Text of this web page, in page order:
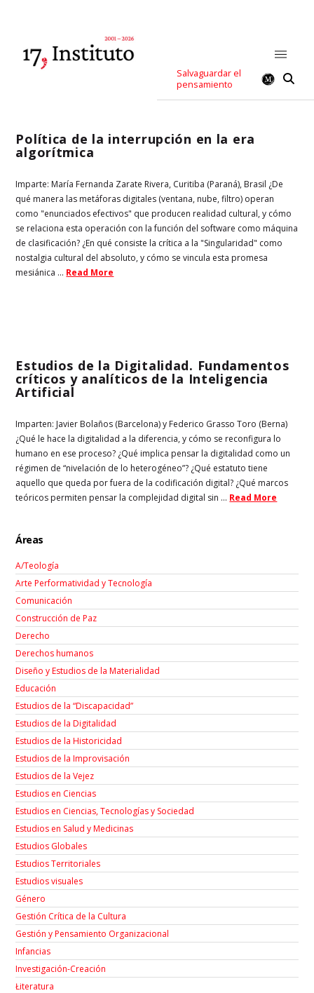
Salvaguardar el
pensamiento
Política de la interrupción en la era
algorítmica
Imparte: María Fernanda Zarate Rivera, Curitiba (Paraná), Brasil ¿De
qué manera las metáforas digitales (ventana, nube, filtro) operan
como "enunciados efectivos" que producen realidad cultural, y cómo
se relaciona esta operación con la función del software como máquina
de clasificación? ¿En qué consiste la crítica a la "Singularidad" como
nostalgia cultural del absoluto, y cómo se vincula esta promesa
mesiánica ... Read More
Estudios de la Digitalidad. Fundamentos
críticos y analíticos de la Inteligencia
Artificial
Imparten: Javier Bolaños (Barcelona) y Federico Grasso Toro (Berna)
¿Qué le hace la digitalidad a la diferencia, y cómo se reconfigura lo
humano en ese proceso? ¿Qué implica pensar la digitalidad como un
régimen de “nivelación de lo heterogéneo”? ¿Qué estatuto tiene
aquello que queda por fuera de la codificación digital? ¿Qué marcos
teóricos permiten pensar la complejidad digital sin ... Read More
Áreas
A/Teología
Arte Performatividad y Tecnología
Comunicación
Construcción de Paz
Derecho
Derechos humanos
Diseño y Estudios de la Materialidad
Educación
Estudios de la “Discapacidad”
Estudios de la Digitalidad
Estudios de la Historicidad
Estudios de la Improvisación
Estudios de la Vejez
Estudios en Ciencias
Estudios en Ciencias, Tecnologías y Sociedad
Estudios en Salud y Medicinas
Estudios Globales
Estudios Territoriales
Estudios visuales
Género
Gestión Crítica de la Cultura
Gestión y Pensamiento Organizacional
Infancias
Investigación-Creación
Łiteratura